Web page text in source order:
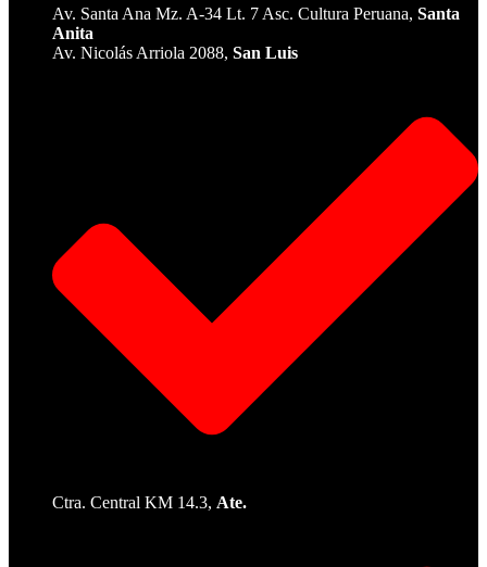
Av. Santa Ana Mz. A-34 Lt. 7 Asc. Cultura Peruana, Santa
Anita
Av. Nicolás Arriola 2088, San Luis
Ctra. Central KM 14.3, Ate.